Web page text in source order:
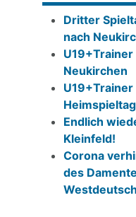
Dritter
nach
U19+Trainer
Neukirchen
Endlich
Kleinfeld!
Corona
des